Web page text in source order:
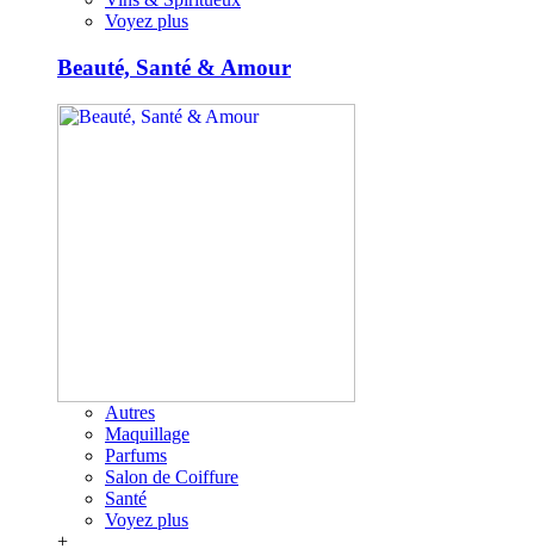
Voyez plus
Beauté, Santé & Amour
Autres
Maquillage
Parfums
Salon de Coiffure
Santé
Voyez plus
+